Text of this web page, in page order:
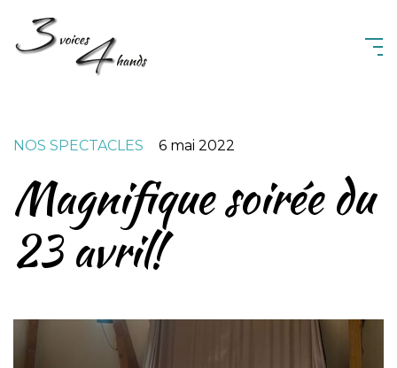
NOS SPECTACLES 6 mai 2022
Magnifique soirée du
23 avril!